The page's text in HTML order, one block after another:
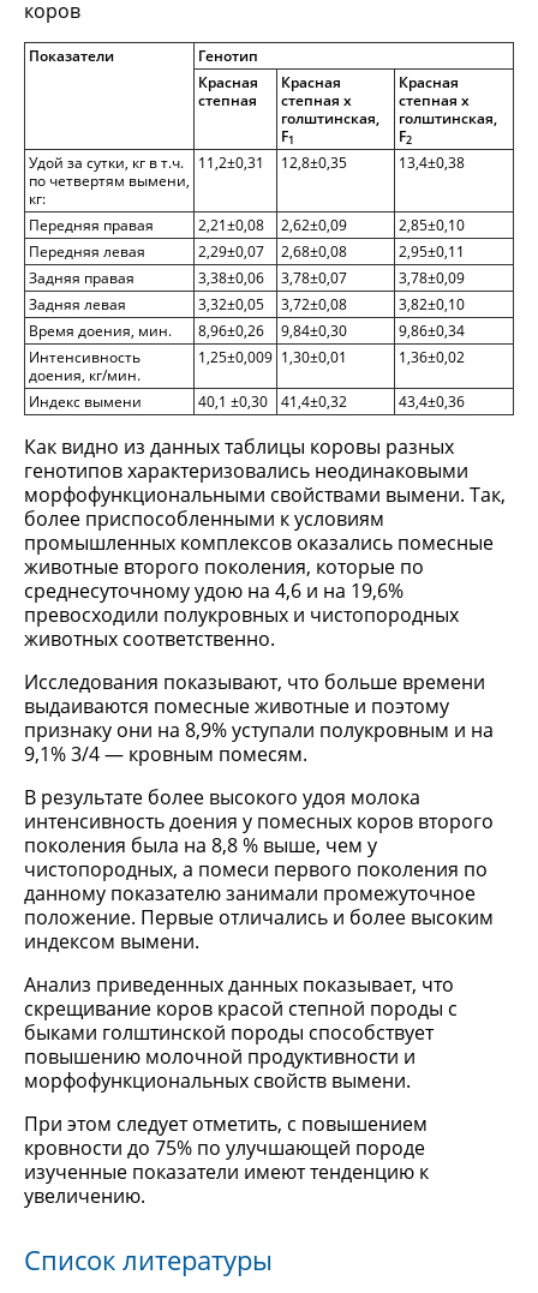
коров
Показатели
Генотип
Красная
степная
Красная
степная х
голштинская,
F1
Красная
степная х
голштинская,
F2
Удой за сутки, кг в т.ч.
по четвертям вымени,
кг:
11,2±0,31 12,8±0,35 13,4±0,38
Передняя правая 2,21±0,08 2,62±0,09
2,85±0,10
Передняя левая
2,29±0,07 2,68±0,08
2,95±0,11
Задняя правая
3,38±0,06 3,78±0,07
3,78±0,09
Задняя левая
3,32±0,05 3,72±0,08
3,82±0,10
Время доения, мин.
8,96±0,26 9,84±0,30
9,86±0,34
Интенсивность
доения, кг/мин.
1,25±0,009 1,30±0,01 1,36±0,02
Индекс вымени 40,1 ±0,30 41,4±0,32 43,4±0,36
Как видно из данных таблицы коровы разных
генотипов характеризовались неодинаковыми
морфофункциональными свойствами вымени. Так,
более приспособленными к условиям
промышленных комплексов оказались помесные
животные второго поколения, которые по
среднесуточному удою на 4,6 и на 19,6%
превосходили полукровных и чистопородных
животных соответственно.
Исследования показывают, что больше времени
выдаиваются помесные животные и поэтому
признаку они на 8,9% уступали полукровным и на
9,1% 3/4 — кровным помесям.
В результате более высокого удоя молока
интенсивность доения у помесных коров второго
поколения была на 8,8 % выше, чем у
чистопородных, а помеси первого поколения по
данному показателю занимали промежуточное
положение. Первые отличались и более высоким
индексом вымени.
Анализ приведенных данных показывает, что
скрещивание коров красой степной породы с
быками голштинской породы способствует
повышению молочной продуктивности и
морфофункциональных свойств вымени.
При этом следует отметить, с повышением
кровности до 75% по улучшающей породе
изученные показатели имеют тенденцию к
увеличению.
Список литературы